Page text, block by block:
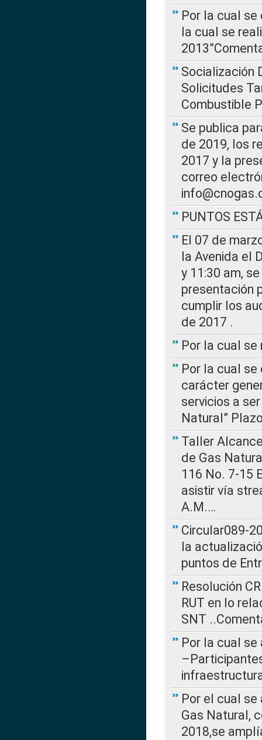
Por la cual se
la cual se
Socialización
Solicitudes
Combustible
Se publica
de 2019, los
2017 y la
correo
PUNTOS
El 07 de
la Avenida el
y 11:30 am,
presentación
cumplir los
de 2017 .
Por la cual se
Por la cual
carácter
servicios a
Natural”
Taller
de Gas
116 No. 7-15
asistir vía
A.M.…
Circular089-
la
puntos de
Resolución
RUT en lo
SNT
Por la cual se
Por el cual
Gas Natural,
2018,se